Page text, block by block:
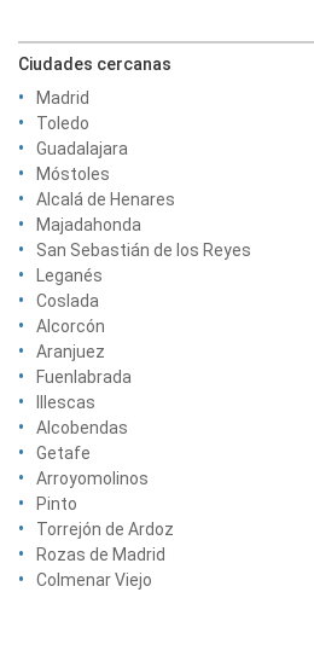
Ciudades cercanas
Madrid
Toledo
Guadalajara
Móstoles
Alcalá de Henares
Majadahonda
San Sebastián de los Reyes
Leganés
Coslada
Alcorcón
Aranjuez
Fuenlabrada
Illescas
Alcobendas
Getafe
Arroyomolinos
Pinto
Torrejón de Ardoz
Rozas de Madrid
Colmenar Viejo